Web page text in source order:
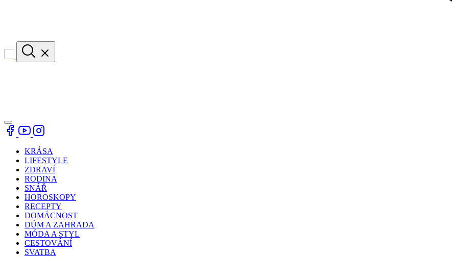
KRÁSA
LIFESTYLE
ZDRAVÍ
RODINA
SNÁŘ
HOROSKOPY
RECEPTY
DOMÁCNOST
DŮM A ZAHRADA
MÓDA A STYL
CESTOVÁNÍ
SVATBA